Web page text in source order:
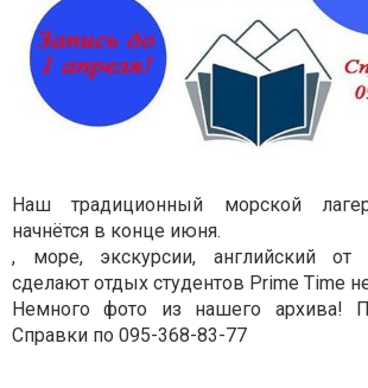
Наш традиционный морской
начнётся в конце июня.
, море, экскурсии, английский от
сделают отдых студентов Prime Time
Немного фото из нашего архива!
Справки по 095-368-83-77